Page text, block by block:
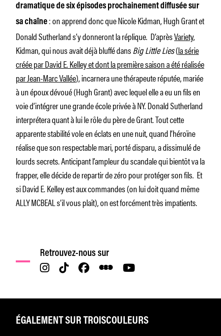
dramatique de six épisodes prochainement diffusée sur
sa chaîne : on apprend donc que Nicole Kidman, Hugh Grant et
Donald Sutherland s’y donneront la réplique. D’aprèsVariety,
Kidman, qui nous avait déjà bluffé dansBig Little Lies(la série
créée par David E. Kelley et dont la première saison a été réalisée
par Jean-Marc Vallée), incarnera une thérapeute réputée, mariée
à un époux dévoué (Hugh Grant) avec lequel elle a eu un fils en
voie d’intégrer une grande école privée à NY. Donald Sutherland
interprétera quant à lui le rôle du père de Grant. Tout cette
apparente stabilité vole en éclats en une nuit, quand l’héroïne
réalise que son respectable mari, porté disparu, a dissimulé de
lourds secrets. Anticipant l’ampleur du scandale qui bientôt va la
frapper, elle décide de repartir de zéro pour protéger son fils. Et
si David E. Kelley est aux commandes (on lui doit quand même
ALLY MCBEAL s’il vous plaît), on est forcément très impatients.
Retrouvez-nous sur
ÉGALEMENT SUR TROISCOULEURS